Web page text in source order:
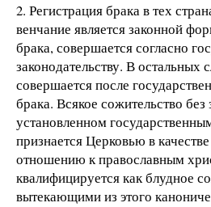
2. Регистрация брака в тех
венчание является законной
брака, совершается согласно
законодательству. В остальных
совершается после
брака. Всякое сожительство
установленном
признается Церковью в
отношению к православным
квалифицируется как блудное
вытекающими из этого